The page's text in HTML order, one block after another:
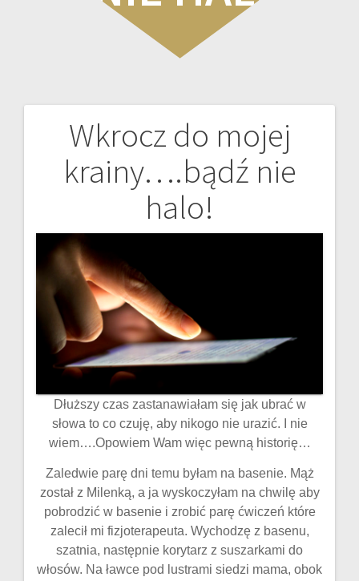
Wkrocz do mojej
krainy….bądź nie
halo!
Dłuższy czas zastanawiałam się jak ubrać w
słowa to co czuję, aby nikogo nie urazić. I nie
wiem….Opowiem Wam więc pewną historię…
Zaledwie parę dni temu byłam na basenie. Mąż
został z Milenką, a ja wyskoczyłam na chwilę aby
pobrodzić w basenie i zrobić parę ćwiczeń które
zalecił mi fizjoterapeuta. Wychodzę z basenu,
szatnia, następnie korytarz z suszarkami do
włosów. Na ławce pod lustrami siedzi mama, obok
Nawigacja
wpisu